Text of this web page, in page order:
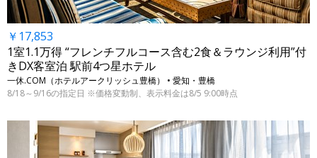
￥17,853
1室1.1万得 “フレンチフルコース含む2食＆ラウンジ利用”付
きDX客室泊 駅前4つ星ホテル
一休.COM（ホテルアークリッシュ豊橋） • 愛知・豊橋
8/18～9/16の指定日 ※価格変動制、表示料金は8/5 9:00時点